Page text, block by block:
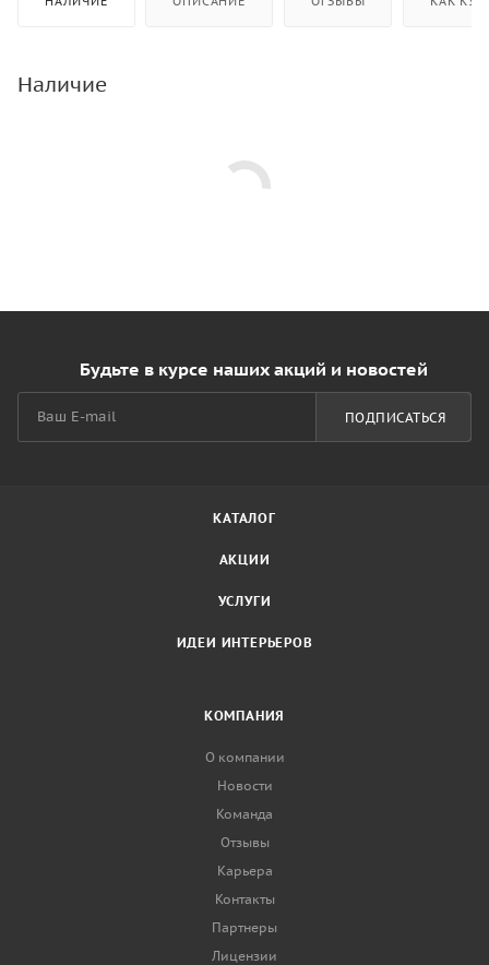
Наличие
Будьте в курсе наших акций и новостей
ПОДПИСАТЬСЯ
КАТАЛОГ
АКЦИИ
УСЛУГИ
ИДЕИ ИНТЕРЬЕРОВ
КОМПАНИЯ
О компании
Новости
Команда
Отзывы
Карьера
Контакты
Партнеры
Лицензии